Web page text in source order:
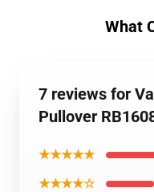
What
7 reviews for
Pullover
★★★★★
★★★★☆